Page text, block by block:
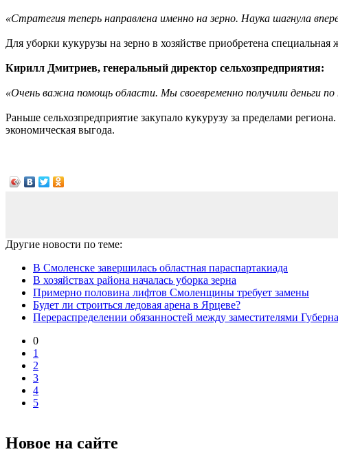
«Стратегия теперь направлена именно на зерно. Наука шагнула
Для уборки кукурузы на зерно в хозяйстве приобретена специальная
Кирилл Дмитриев, генеральный директор сельхозпредприятия:
«Очень важна помощь области. Мы своевременно получили деньги
Раньше сельхозпредприятие закупало кукурузу за пределами
экономическая выгода.
Другие новости по теме:
В Смоленске завершилась областная параспартакиада
В хозяйствах района началась уборка зерна
Примерно половина лифтов Смоленщины требует замены
Будет ли строиться ледовая арена в Ярцеве?
Перераспределении обязанностей между заместителями
0
1
2
3
4
5
Новое на сайте